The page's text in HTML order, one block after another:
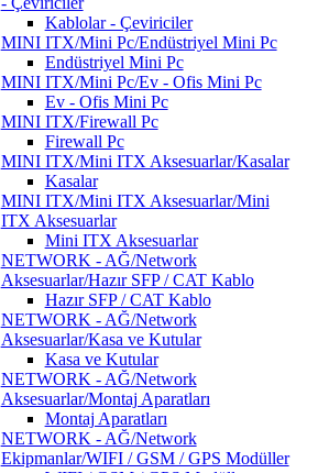
Kablolar - Çeviriciler
MINI ITX/Mini Pc/Endüstriyel Mini Pc
Endüstriyel Mini Pc
MINI ITX/Mini Pc/Ev - Ofis Mini Pc
Ev - Ofis Mini Pc
MINI ITX/Firewall Pc
Firewall Pc
MINI ITX/Mini ITX Aksesuarlar/Kasalar
Kasalar
MINI ITX/Mini ITX Aksesuarlar/Mini
ITX Aksesuarlar
Mini ITX Aksesuarlar
NETWORK - AĞ/Network
Aksesuarlar/Hazır SFP / CAT Kablo
Hazır SFP / CAT Kablo
NETWORK - AĞ/Network
Aksesuarlar/Kasa ve Kutular
Kasa ve Kutular
NETWORK - AĞ/Network
Aksesuarlar/Montaj Aparatları
Montaj Aparatları
NETWORK - AĞ/Network
Ekipmanlar/WIFI / GSM / GPS Modüller